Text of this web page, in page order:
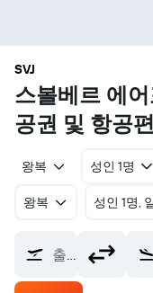
SVJ
스볼베르 에
공권 및 항공
왕복 성인 1명
왕복 성인 1명,
출발지